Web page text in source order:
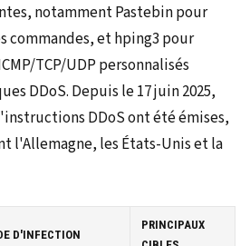
notamment Pastebin pour
commandes, et hping3 pour
TCP/UDP personnalisés
DDoS. Depuis le 17 juin 2025,
DDoS ont été émises,
l'Allemagne, les États-Unis et la
D'INFECTION
PRINCIPAUX